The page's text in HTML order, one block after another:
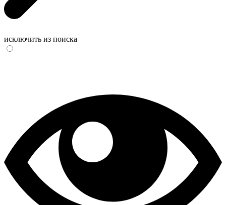
исключить из поиска